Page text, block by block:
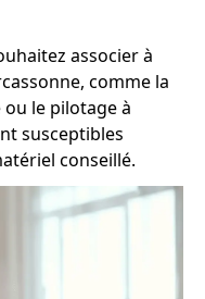
associer à
comme la
le pilotage à
susceptibles
conseillé.